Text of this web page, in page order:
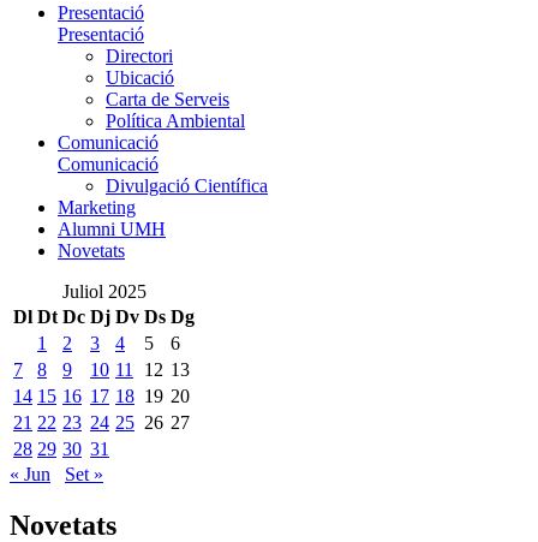
Presentació
Presentació
Directori
Ubicació
Carta de Serveis
Política Ambiental
Comunicació
Comunicació
Divulgació Científica
Marketing
Alumni UMH
Novetats
Juliol 2025
Dl Dt Dc Dj Dv Ds Dg
1
2 3 4 5
6
7
8 9 10 11 12 13
14 15 16 17 18 19 20
21 22 23 24 25 26 27
28 29 30 31
« Jun
Set »
Novetats